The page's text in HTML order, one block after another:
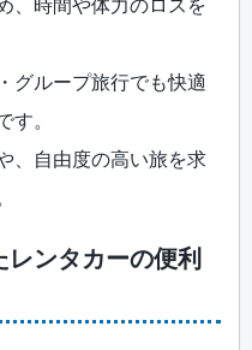
グループ旅行でも快適
。
、自由度の高い旅を求
ンタカーの便利